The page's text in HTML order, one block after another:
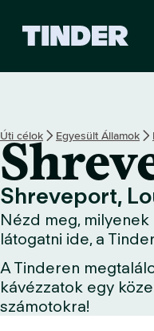
K
e
z
ő
o
l
a
l
Úti célok Egyesült Államok
Shreveport,
Nézd meg,
látogatni ide, a
A Tinderen
kávézzatok egy
számotokra!